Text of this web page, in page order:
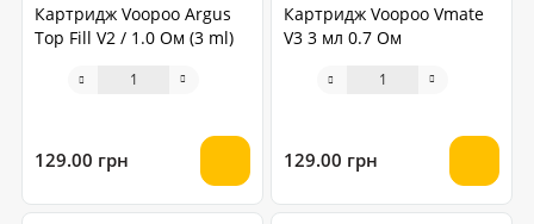
Картридж Voopoo Argus
Top Fill V2 / 1.0 Ом (3 ml)
129.00 грн
Картридж Voopoo Vmate
V3 3 мл 0.7 Ом
129.00 грн